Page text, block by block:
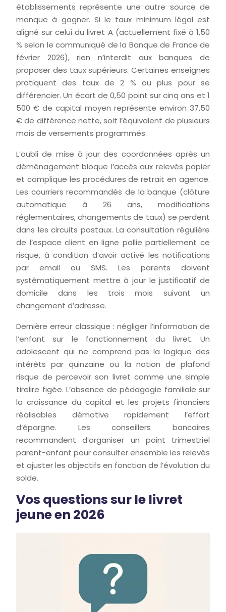
établissements représente une autre source de
manque à gagner. Si le taux minimum légal est
aligné sur celui du livret A (actuellement fixé à 1,50
% selon le communiqué de la Banque de France de
février 2026), rien n’interdit aux banques de
proposer des taux supérieurs. Certaines enseignes
pratiquent des taux de 2 % ou plus pour se
différencier. Un écart de 0,50 point sur cinq ans et 1
500 € de capital moyen représente environ 37,50
€ de différence nette, soit l’équivalent de plusieurs
mois de versements programmés.
L’oubli de mise à jour des coordonnées après un
déménagement bloque l’accès aux relevés papier
et complique les procédures de retrait en agence.
Les courriers recommandés de la banque (clôture
automatique à 26 ans, modifications
réglementaires, changements de taux) se perdent
dans les circuits postaux. La consultation régulière
de l’espace client en ligne pallie partiellement ce
risque, à condition d’avoir activé les notifications
par email ou SMS. Les parents doivent
systématiquement mettre à jour le justificatif de
domicile dans les trois mois suivant un
changement d’adresse.
Dernière erreur classique : négliger l’information de
l’enfant sur le fonctionnement du livret. Un
adolescent qui ne comprend pas la logique des
intérêts par quinzaine ou la notion de plafond
risque de percevoir son livret comme une simple
tirelire figée. L’absence de pédagogie familiale sur
la croissance du capital et les projets financiers
réalisables démotive rapidement l’effort
d’épargne. Les conseillers bancaires
recommandent d’organiser un point trimestriel
parent-enfant pour consulter ensemble les relevés
et ajuster les objectifs en fonction de l’évolution du
solde.
Vos questions sur le livret
jeune en 2026